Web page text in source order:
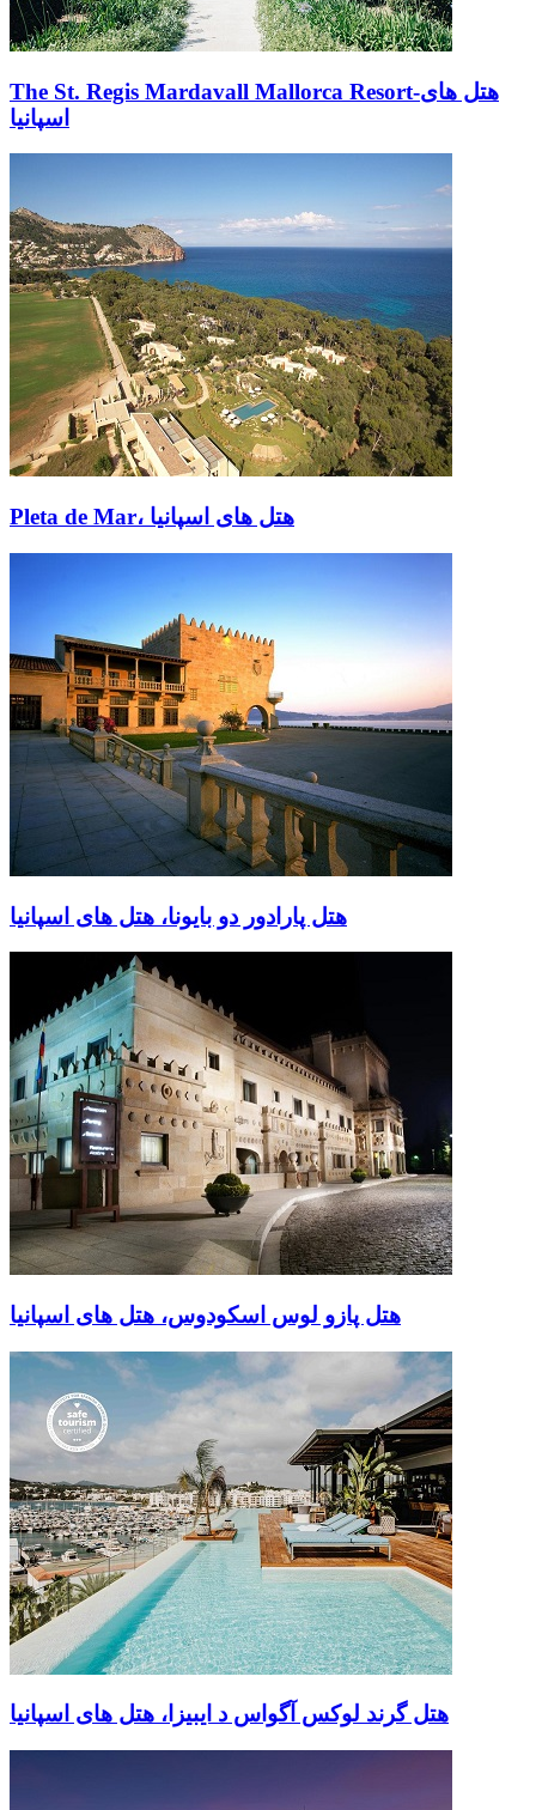
The St. Regis Mardavall Mallorca Resort-هتل های
اسپانیا
Pleta de Mar، هتل های اسپانیا
هتل پارادور دو بایونا، هتل های اسپانیا
هتل پازو لوس اسکودوس، هتل های اسپانیا
هتل گرند لوکس آگواس د ایبیزا، هتل های اسپانیا